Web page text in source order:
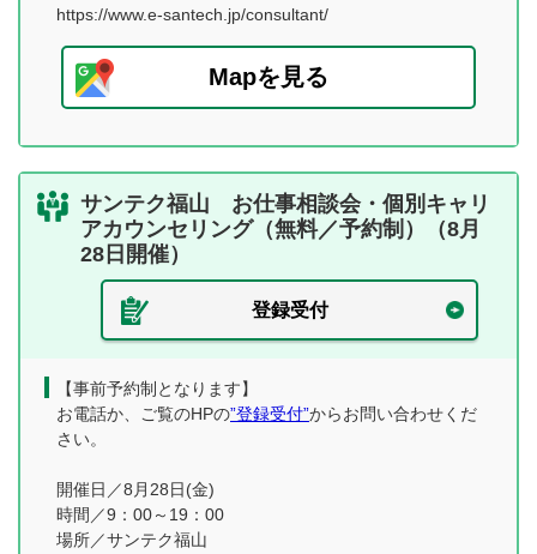
https://www.e-santech.jp/consultant/
Mapを見る
サンテク福山 お仕事相談会・個別キャリ
アカウンセリング（無料／予約制）（8月
28日開催）
登録受付
【事前予約制となります】
お電話か、ご覧のHPの”登録受付”からお問い合わせくだ
さい。
開催日／8月28日(金)
時間／9：00～19：00
場所／サンテク福山